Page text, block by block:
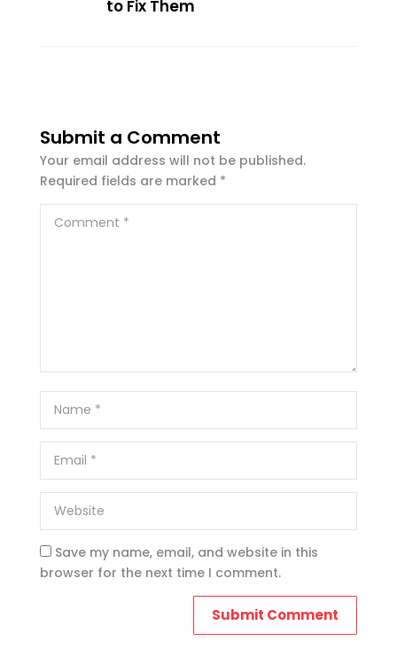
to Fix Them
Submit a Comment
Your email address will not be published.
Required fields are marked *
Save my name, email, and website in this
browser for the next time I comment.